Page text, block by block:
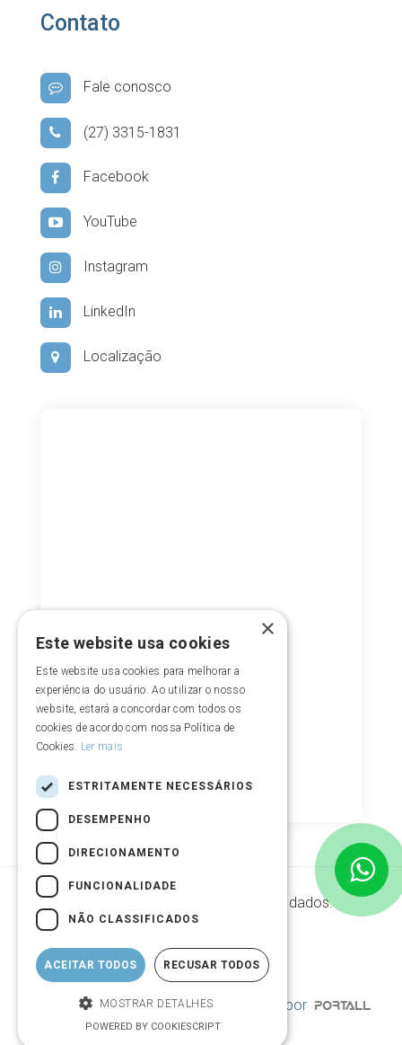
Contato
Fale conosco
(27) 3315-1831
Facebook
YouTube
Instagram
LinkedIn
Localização
Segurança de armazenamento de dados.
© Copyright 2004 - 2026 | Desenvolvido por
×
Este website usa cookies
Este website usa cookies para melhorar a
experiência do usuário. Ao utilizar o nosso
website, estará a concordar com todos os
cookies de acordo com nossa Política de
Cookies. Ler mais
ESTRITAMENTE NECESSÁRIOS
DESEMPENHO
DIRECIONAMENTO
FUNCIONALIDADE
NÃO CLASSIFICADOS
ACEITAR TODOS RECUSAR TODOS
MOSTRAR DETALHES
POWERED BY COOKIESCRIPT